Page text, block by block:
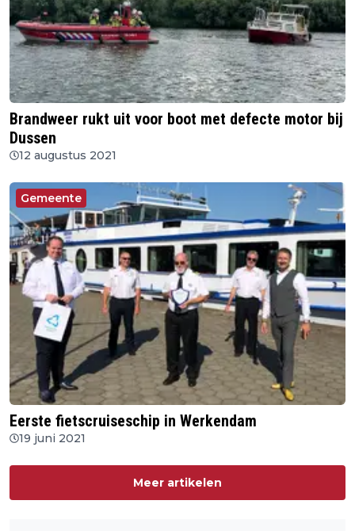
Brandweer rukt uit voor boot met defecte motor bij
Dussen
12 augustus 2021
Gemeente
Eerste fietscruiseschip in Werkendam
19 juni 2021
Meer artikelen